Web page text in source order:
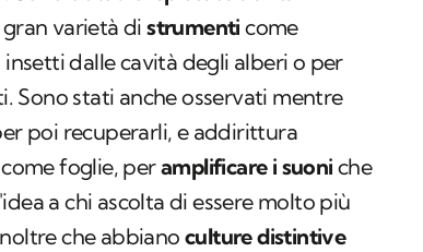
varietà distrumenti come
dalle cavità degli alberi o per
Sono stati anche osservati mentre
poi recuperarli, e addirittura
foglie, peramplificare i suoni che
a chi ascolta di essere molto più
che abbiano culture distintive